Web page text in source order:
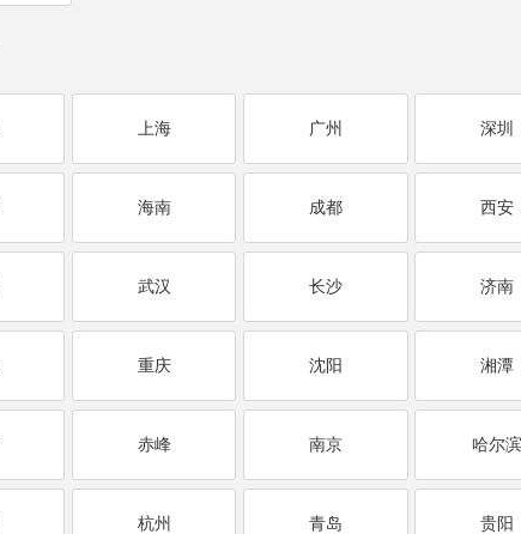
上海 广州 深圳
海南 成都 西安
武汉 长沙 济南
重庆 沈阳 湘潭
赤峰 南京 哈尔
杭州 青岛 贵阳